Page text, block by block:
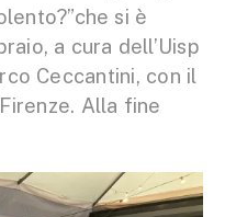
si è
a cura dell’Uisp
Ceccantini, con il
Alla fine